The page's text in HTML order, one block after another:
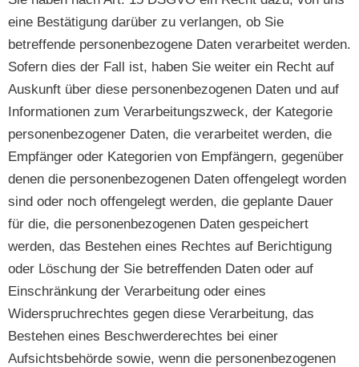
eine Bestätigung darüber zu verlangen, ob Sie
betreffende personenbezogene Daten verarbeitet werden.
Sofern dies der Fall ist, haben Sie weiter ein Recht auf
Auskunft über diese personenbezogenen Daten und auf
Informationen zum Verarbeitungszweck, der Kategorie
personenbezogener Daten, die verarbeitet werden, die
Empfänger oder Kategorien von Empfängern, gegenüber
denen die personenbezogenen Daten offengelegt worden
sind oder noch offengelegt werden, die geplante Dauer
für die, die personenbezogenen Daten gespeichert
werden, das Bestehen eines Rechtes auf Berichtigung
oder Löschung der Sie betreffenden Daten oder auf
Einschränkung der Verarbeitung oder eines
Widerspruchrechtes gegen diese Verarbeitung, das
Bestehen eines Beschwerderechtes bei einer
Aufsichtsbehörde sowie, wenn die personenbezogenen